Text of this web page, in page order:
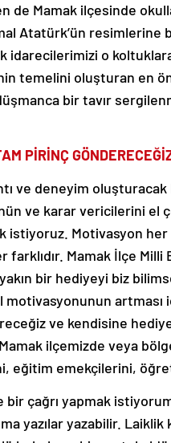
Mamak ilçesinde
Atatürk’ün resimlerine
idarecilerimizi o
temelini oluşturan en
bir tavır
PİRİNÇ
ve deneyim oluşturacak
ve karar vericilerini el
istiyoruz. Motivasyon
Mamak İlçe Milli
bir hediyeyi biz
ve kendisine
ilçemizde veya
eğitim emekçilerini,
çağrı yapmak
yazılar yazabilir. Laiklik